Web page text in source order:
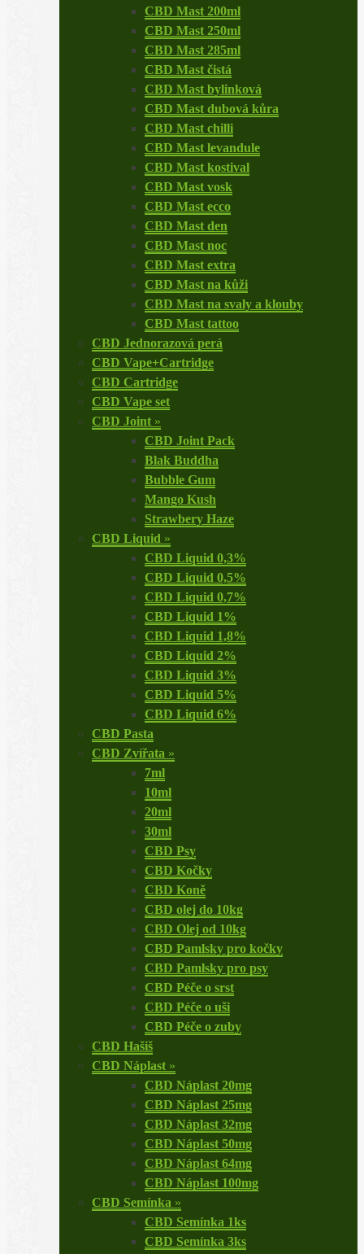
CBD Mast 200ml
CBD Mast 250ml
CBD Mast 285ml
CBD Mast čistá
CBD Mast bylinková
CBD Mast dubová kůra
CBD Mast chilli
CBD Mast levandule
CBD Mast kostival
CBD Mast vosk
CBD Mast ecco
CBD Mast den
CBD Mast noc
CBD Mast extra
CBD Mast na kůži
CBD Mast na svaly a klouby
CBD Mast tattoo
CBD Jednorazová perá
CBD Vape+Cartridge
CBD Cartridge
CBD Vape set
CBD Joint »
CBD Joint Pack
Blak Buddha
Bubble Gum
Mango Kush
Strawbery Haze
CBD Liquid »
CBD Liquid 0,3%
CBD Liquid 0,5%
CBD Liquid 0,7%
CBD Liquid 1%
CBD Liquid 1,8%
CBD Liquid 2%
CBD Liquid 3%
CBD Liquid 5%
CBD Liquid 6%
CBD Pasta
CBD Zvířata »
7ml
10ml
20ml
30ml
CBD Psy
CBD Kočky
CBD Koně
CBD olej do 10kg
CBD Olej od 10kg
CBD Pamlsky pro kočky
CBD Pamlsky pro psy
CBD Péče o srst
CBD Péče o uši
CBD Péče o zuby
CBD Hašiš
CBD Náplast »
CBD Náplast 20mg
CBD Náplast 25mg
CBD Náplast 32mg
CBD Náplast 50mg
CBD Náplast 64mg
CBD Náplast 100mg
CBD Semínka »
CBD Semínka 1ks
CBD Semínka 3ks